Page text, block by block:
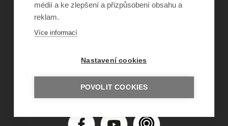
©Obecně prospěšná společnost Sirius
ISSN 1805-8876
nazory@sancedetem.cz
Odběr novinek e-mailem
médií a ke zlepšení a přizpůsobení obsahu a
reklam.
Více informací
Nastavení cookies
POVOLIT COOKIES